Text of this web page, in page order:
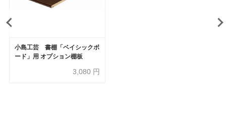
小島工芸 書棚「ベイシックボ
ード」用 オプション棚板
3,080 円